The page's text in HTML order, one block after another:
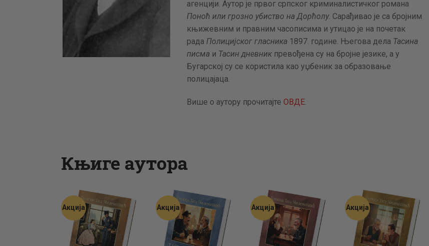
АУТОРИ
АКТУЕЛНОСТИ
ЦЕНОВНИК
ПИСМО
агенцији. Аутор је првог српског криминалистичког романа
Поноћ или грозно убиство на Дорћолу. Сарађивао је са бројним
књижевним и правним часописима и утицао је на почетак
радаПолицијског гласника 1897. године. Његова дела Тасина
писма и Тасин дневник превођена су на бројне језике, а у
Бугарској су се користила као уџбеник за образовање
полицајаца.
Више о аутору прочитајтеОВДЕ.
Књиге аутора
Акција Акција Акција Акција